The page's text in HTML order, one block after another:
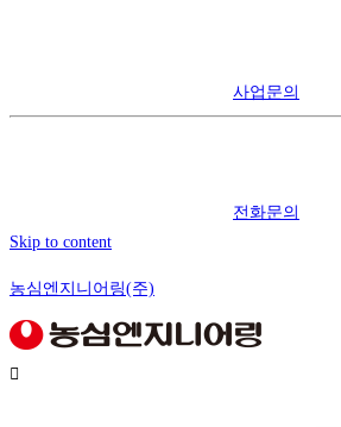
사업문의
전화문의
Skip to content
농심엔지니어링(주)